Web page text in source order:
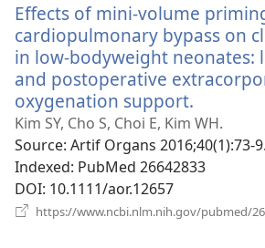
Effects of mini-volume
cardiopulmonary bypass on
in low-bodyweight neonates:
and postoperative
oxygenation support.
у
новому
вікні)
Kim SY, Cho S, Choi E, Kim WH.
Source‎: Artif Organs 2016;40(1):73-9.
Indexed‎: PubMed 26642833
DOI‎: 10.1111/aor.12657
https://www.ncbi.nlm.nih.gov/pubmed/